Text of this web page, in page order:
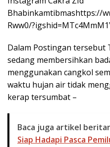
Bhabinkamtibmashttps://
Rww0/
Dalam Postingan tersebut
sedang membersihkan
menggunakan cangkol
waktu hujan air tidak
kerap tersumbat –
Baca juga artikel
Siap Hadapi Pasca